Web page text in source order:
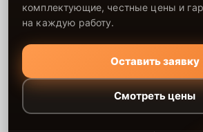
комплектующие, честные цены и
на каждую работу.
Оставить заявку
Смотреть цены